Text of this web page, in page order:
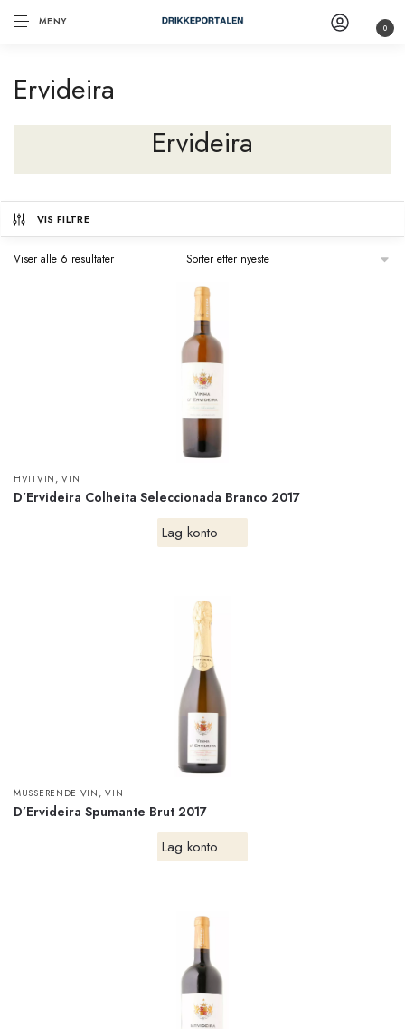
MENY 0
Ervideira
Ervideira
VIS FILTRE
Viser alle 6 resultater
HVITVIN ,VIN
D’Ervideira Colheita Seleccionada Branco 2017
Lag konto
MUSSERENDE VIN ,VIN
D’Ervideira Spumante Brut 2017
Lag konto